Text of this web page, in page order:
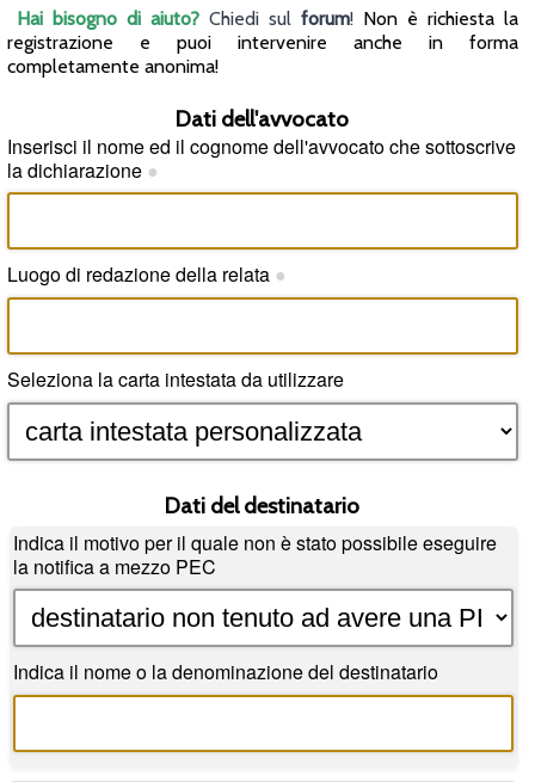
Hai bisogno di aiuto? Chiedi sul forum!Non è richiesta la
registrazione e puoi intervenire anche in forma
completamente anonima!
Dati dell'avvocato
Inserisci il nome ed il cognome dell'avvocato che sottoscrive
la dichiarazione ●
Luogo di redazione della relata ●
Seleziona la carta intestata da utilizzare
Dati del destinatario
Indica il motivo per il quale non è stato possibile eseguire
la notifica a mezzo PEC
Indica il nome o la denominazione del destinatario